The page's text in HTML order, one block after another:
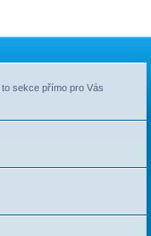
sekce přímo pro Vás